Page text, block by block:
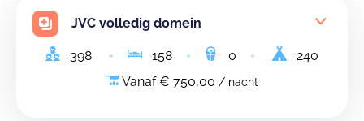
JVC volledig domein
398 158 0
240
Vanaf € 750,00 / nacht